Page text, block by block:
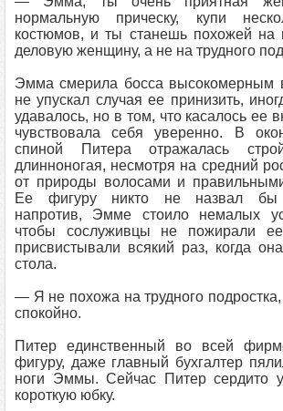
нормальную прическу, купи
костюмов, и ты станешь похожей на
деловую женщину, а не на трудного
Эмма смерила босса высокомерным
не упускал случая ее принизить,
удавалось, но в том, что касалось ее
чувствовала себя уверенно. В
спиной Питера отражалась
длинноногая, несмотря на средний
от природы волосами и
Ее фигуру никто не назвал бы
напротив, Эмме стоило немалых
чтобы сослуживцы не пожирали
присвистывали всякий раз, когда
стола.
— Я не похожа на трудного
спокойно.
Питер единственный во всей
фигуру, даже главный бухгалтер
ноги Эммы. Сейчас Питер сердито
короткую юбку.